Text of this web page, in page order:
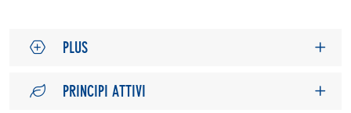
PLUS
PRINCIPI ATTIVI